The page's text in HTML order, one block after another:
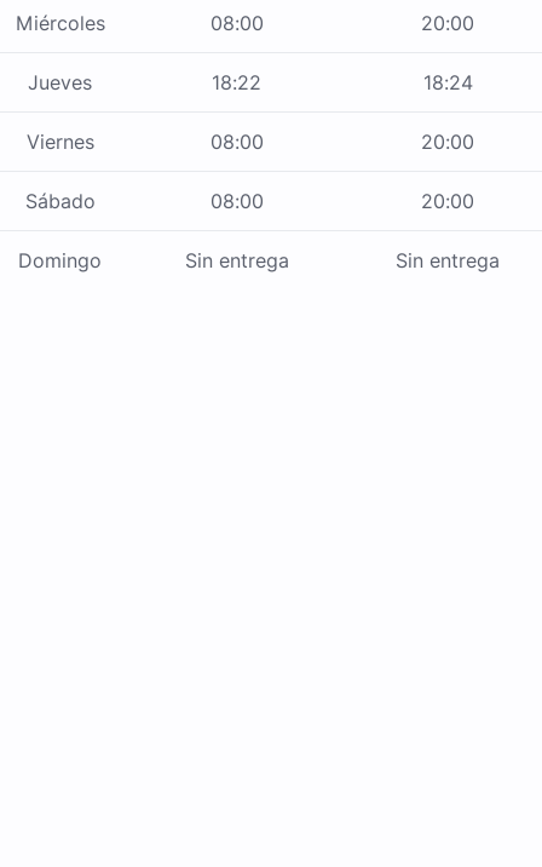
Miércoles 08:00 20:00
Jueves 18:22 18:24
Viernes 08:00 20:00
Sábado 08:00 20:00
Domingo Sin entrega Sin entrega